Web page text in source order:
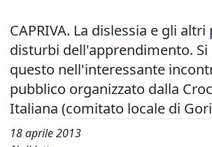
CAPRIVA. La dislessia e gli
disturbi dell'apprendimento. Si
questo nell'interessante
pubblico organizzato dalla
Italiana (comitato locale di
18 aprile 2013